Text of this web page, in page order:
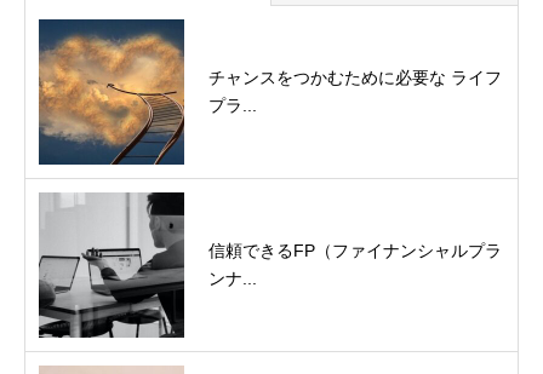
チャンスをつかむために必要な ライフ
プラ...
信頼できるFP（ファイナンシャルプラ
ンナ...